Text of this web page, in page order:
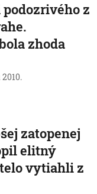
podozrivého z
zhoda
zatopenej
elitný
vytiahli z